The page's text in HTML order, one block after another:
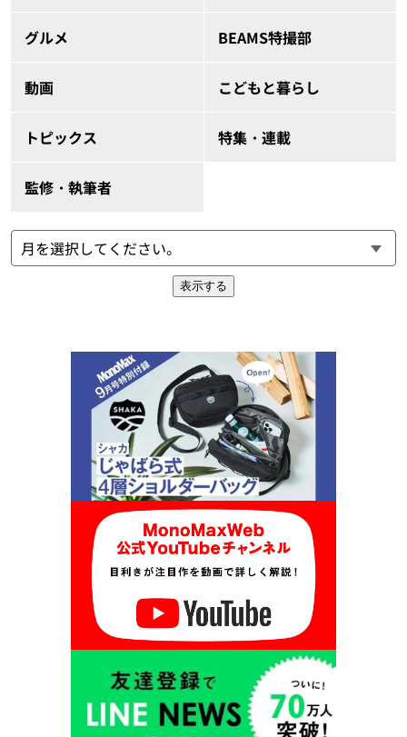
グルメ BEAMS特撮部
動画 こどもと暮らし
トピックス 特集・連載
監修・執筆者
表示する